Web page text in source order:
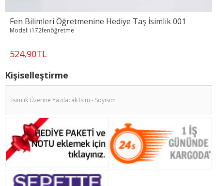
Fen Bilimleri Öğretmenine Hediye Taş İsimlik 001
524,90TL
Model: i172fenöğretme
Kişiselleştirme